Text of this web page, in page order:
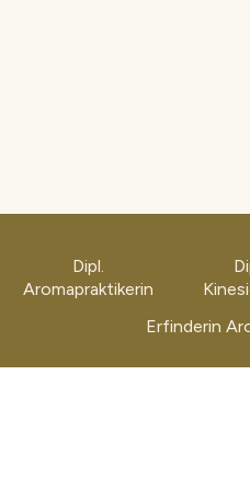
Dipl.
Aromapraktikerin
Erfinderin